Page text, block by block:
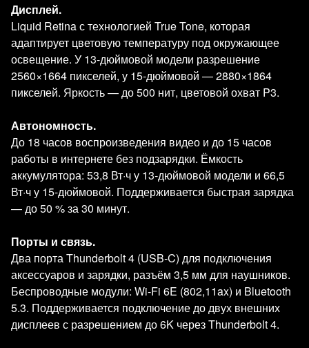
Дисплей.
Liquid Retina с технологией True Tone, которая
адаптирует цветовую температуру под окружающее
освещение. У 13‑дюймовой модели разрешение
2560×1664 пикселей, у 15‑дюймовой — 2880×1864
пикселей. Яркость — до 500 нит, цветовой охват P3.
Автономность.
До 18 часов воспроизведения видео и до 15 часов
работы в интернете без подзарядки. Ёмкость
аккумулятора: 53,8 Вт·ч у 13‑дюймовой модели и 66,5
Вт·ч у 15‑дюймовой. Поддерживается быстрая зарядка
— до 50 % за 30 минут.
Порты и связь.
Два порта Thunderbolt 4 (USB‑C) для подключения
аксессуаров и зарядки, разъём 3,5 мм для наушников.
Беспроводные модули: Wi‑Fi 6E (802,11ax) и Bluetooth
5.3. Поддерживается подключение до двух внешних
дисплеев с разрешением до 6K через Thunderbolt 4.